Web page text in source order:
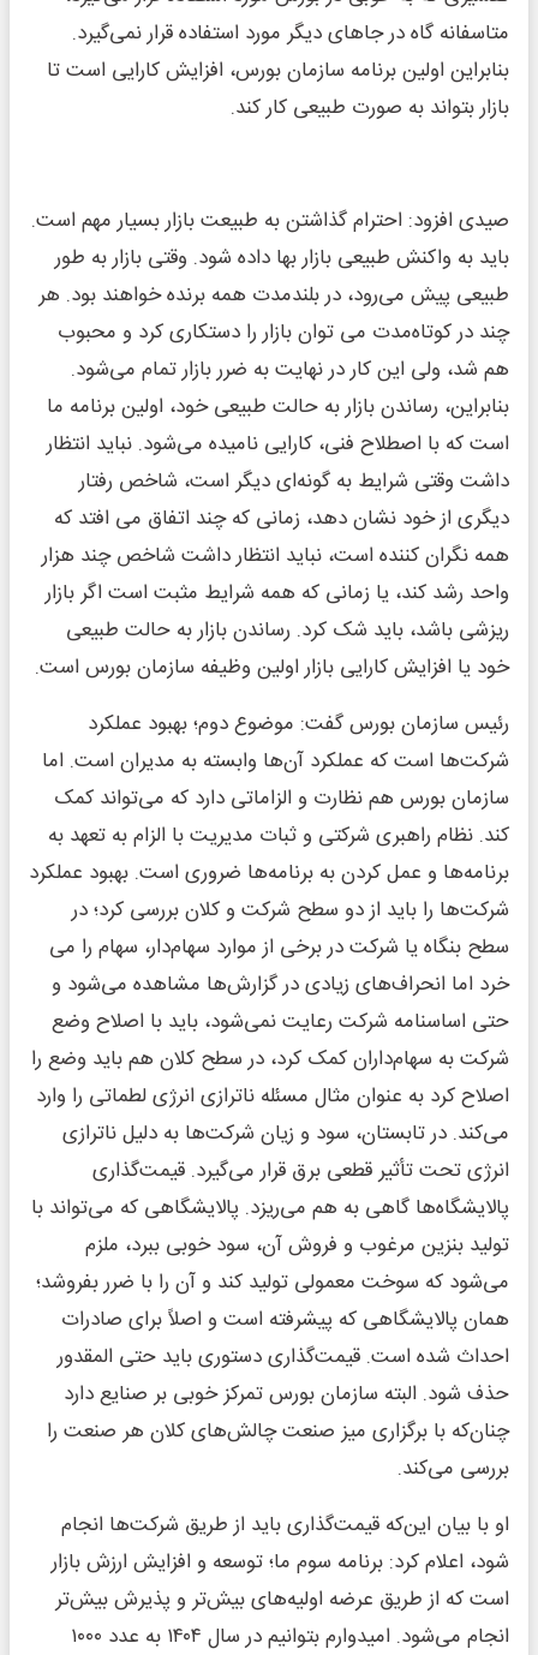
متاسفانه گاه در جاهای دیگر مورد استفاده قرار نمی‌گیرد.
بنابراین اولین برنامه سازمان بورس، افزایش کارایی است تا
بازار بتواند به صورت طبیعی کار کند.
صیدی افزود: احترام گذاشتن به طبیعت بازار بسیار مهم است.
باید به واکنش طبیعی بازار بها داده شود. وقتی بازار به طور
طبیعی پیش می‌رود، در بلندمدت همه برنده‌ خواهند بود. هر
چند در کوتاه‌مدت می‌ توان بازار را دستکاری کرد و محبوب
هم شد، ولی این کار در نهایت به ضرر بازار تمام می‌شود.
بنابراین، رساندن بازار به حالت طبیعی خود، اولین برنامه ما
است که با اصطلاح فنی، کارایی نامیده می‌شود. نباید انتظار
داشت وقتی شرایط به گونه‌ای دیگر است، شاخص رفتار
دیگری از خود نشان دهد، زمانی که چند اتفاق می افتد که
همه نگران کننده است، نباید انتظار داشت شاخص چند هزار
واحد رشد کند، یا زمانی که همه شرایط مثبت است اگر بازار
ریزشی باشد، باید شک کرد. رساندن بازار به حالت طبیعی
خود یا افزایش کارایی بازار اولین وظیفه سازمان بورس است.
رئیس سازمان بورس گفت: موضوع دوم؛ بهبود عملکرد
شرکت‌ها است که عملکرد آن‌ها وابسته به مدیران است. اما
سازمان بورس هم نظارت و الزاماتی دارد که می‌تواند کمک
کند. نظام راهبری شرکتی و ثبات مدیریت با الزام به تعهد به
برنامه‌ها و عمل کردن به برنامه‌ها ضروری است. بهبود عملکرد
شرکت‌ها را باید از دو سطح شرکت و کلان بررسی کرد؛ در
سطح بنگاه یا شرکت در برخی از موارد سهام‌دار، سهام را می
خرد اما انحراف‌های زیادی در گزارش‌ها مشاهده می‌شود و
حتی اساسنامه شرکت رعایت نمی‌شود، باید با اصلاح وضع
شرکت به سهام‌داران کمک کرد، در سطح کلان هم باید وضع را
اصلاح کرد به عنوان مثال مسئله ناترازی انرژی لطماتی را وارد
می‌کند. در تابستان، سود و زیان شرکت‌ها به دلیل ناترازی
انرژی تحت تأثیر قطعی برق قرار می‌گیرد. قیمت‌گذاری
پالایشگاه‌ها گاهی به هم می‌ریزد. پالایشگاهی که می‌تواند با
تولید بنزین مرغوب و فروش آن، سود خوبی ببرد، ملزم
می‌شود که سوخت معمولی تولید کند و آن را با ضرر بفروشد؛
همان پالایشگاهی که پیشرفته است و اصلاً برای صادرات
احداث شده است. قیمت‌گذاری دستوری باید حتی المقدور
حذف شود. البته سازمان بورس تمرکز خوبی بر صنایع دارد
چنان‌که با برگزاری میز صنعت چالش‌های کلان هر صنعت را
بررسی می‌کند.
او با بیان این‌که قیمت‌گذاری باید از طریق شرکت‌ها انجام
شود، اعلام کرد: برنامه سوم ما؛ توسعه و افزایش ارزش بازار
است که از طریق عرضه اولیه‌های بیش‌تر و پذیرش بیش‌تر
انجام می‌شود. امیدوارم بتوانیم در سال ۱۴۰۴ به عدد ۱۰۰۰